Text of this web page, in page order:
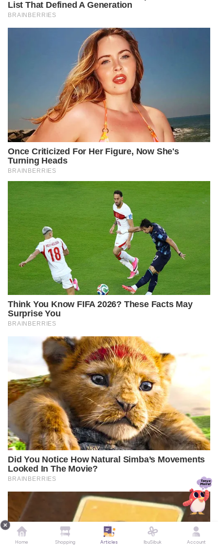
Home Shopping Articles IbuSibuk Account